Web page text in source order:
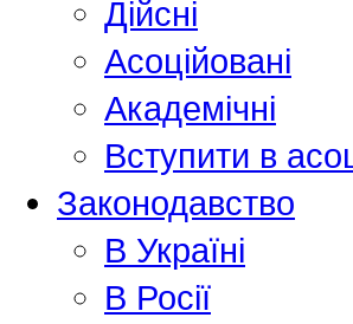
Дійсні
Асоційовані
Академiчнi
Вступити в
Законодавство
В Україні
В Росії